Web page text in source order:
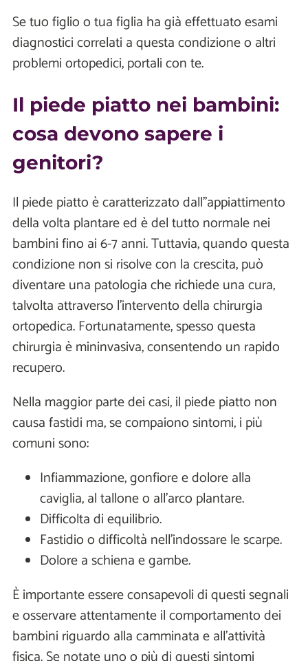
Se tuo figlio o tua figlia ha già effettuato esami
diagnostici correlati a questa condizione o altri
problemi ortopedici, portali con te.
Il piede piatto nei bambini:
cosa devono sapere i
genitori?
Il piede piatto è caratterizzato dall’’appiattimento
della volta plantare ed è del tutto normale nei
bambini fino ai 6-7 anni. Tuttavia, quando questa
condizione non si risolve con la crescita, può
diventare una patologia che richiede una cura,
talvolta attraverso l’intervento della chirurgia
ortopedica. Fortunatamente, spesso questa
chirurgia è mininvasiva, consentendo un rapido
recupero.
Nella maggior parte dei casi, il piede piatto non
causa fastidi ma, se compaiono sintomi, i più
comuni sono:
Infiammazione, gonfiore e dolore alla
caviglia, al tallone o all’arco plantare.
Difficolta di equilibrio.
Fastidio o difficoltà nell’indossare le scarpe.
Dolore a schiena e gambe.
È importante essere consapevoli di questi segnali
e osservare attentamente il comportamento dei
bambini riguardo alla camminata e all'attività